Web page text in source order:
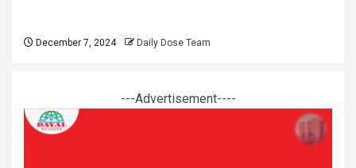
December 7, 2024 Daily Dose Team
---Advertisement----